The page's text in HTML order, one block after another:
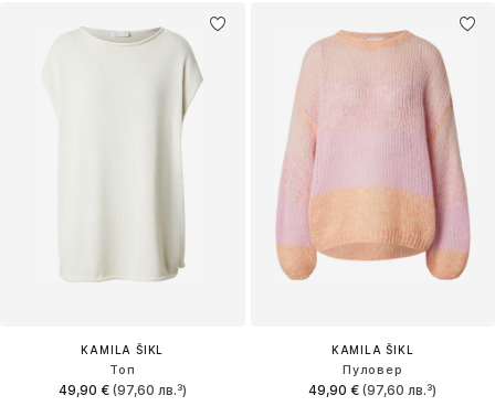
KAMILA ŠIKL
Топ
49,90 €(97,60 лв.³)
KAMILA ŠIKL
Пуловер
49,90 € (97,60 лв.³)